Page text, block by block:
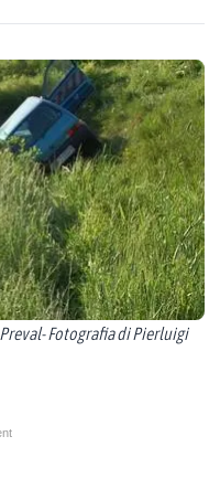
Fotografia di Pierluigi